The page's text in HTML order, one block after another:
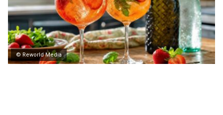
© Reworld Media